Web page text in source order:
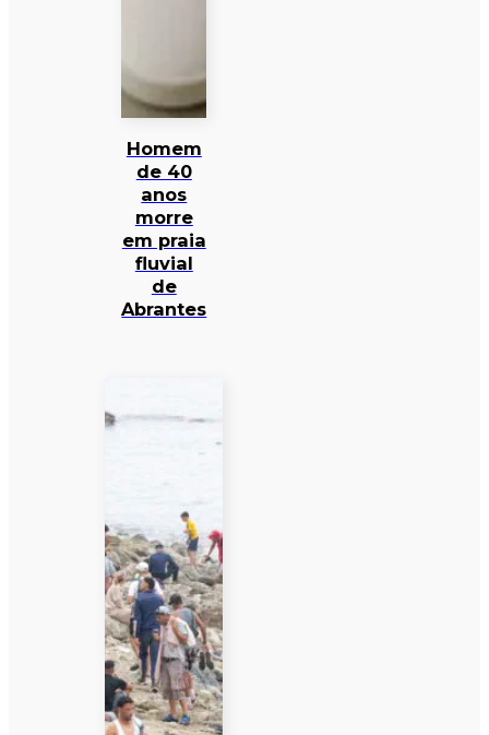
Homem
de 40
anos
morre
em praia
fluvial
de
Abrantes